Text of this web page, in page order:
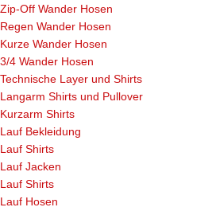
Zip-Off Wander Hosen
Regen Wander Hosen
Kurze Wander Hosen
3/4 Wander Hosen
Technische Layer und Shirts
Langarm Shirts und Pullover
Kurzarm Shirts
Lauf Bekleidung
Lauf Shirts
Lauf Jacken
Lauf Shirts
Lauf Hosen